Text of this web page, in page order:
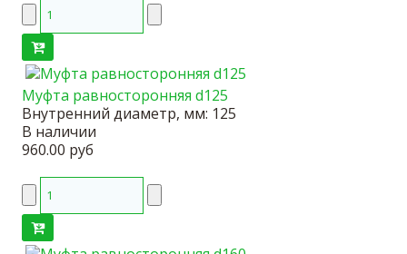
Муфта равносторонняя d125
Внутренний диаметр, мм: 125
В наличии
960.00 руб